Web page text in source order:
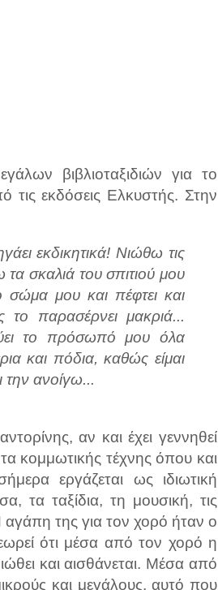
βιβλιοταξιδιών για το
εκδόσεις Ελκυστής. Στην
εκδικητικά! Νιώθω τις
σκαλιά του σπιτιού μου
σώμα μου και πέφτει και
παρασέρνει μακριά...
το πρόσωπό μου όλα
και πόδια, καθώς είμαι
την ανοίγω...
αν και έχει γεννηθεί
κομμωτικής τέχνης όπου και
εργάζεται ως ιδιωτική
τα ταξίδια, τη μουσική, τις
αγάπη της για τον χορό ήταν ο
ότι μέσα από τον χορό η
και αισθάνεται. Μέσα από
και μεγάλους, αυτό που